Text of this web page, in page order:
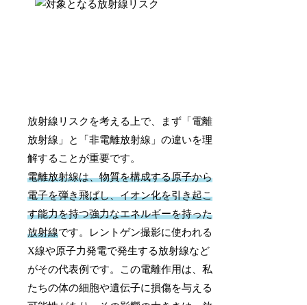
放射線リスクを考える上で、まず「電離
放射線」と「非電離放射線」の違いを理
解することが重要です。
電離放射線は、物質を構成する原子から
電子を弾き飛ばし、イオン化を引き起こ
す能力を持つ強力なエネルギーを持った
放射線です。レントゲン撮影に使われる
X線や原子力発電で発生する放射線など
がその代表例です。この電離作用は、私
たちの体の細胞や遺伝子に損傷を与える